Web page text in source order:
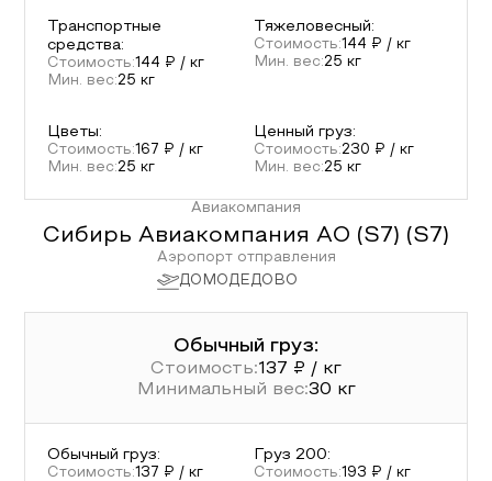
Транспортные
средства:
Стоимость:144 ₽ / кг
Мин. вес:25 кг
Тяжеловесный:
Стоимость:144 ₽ / кг
Мин. вес:25 кг
Цветы:
Стоимость:167 ₽ / кг
Мин. вес:25 кг
Ценный груз:
Стоимость:230 ₽ / кг
Мин. вес:25 кг
Авиакомпания
Сибирь Авиакомпания АО (S7) (S7)
Аэропорт отправления
ДОМОДЕДОВО
Обычный груз:
Стоимость:137 ₽ / кг
Минимальный вес:30 кг
Обычный груз:
Стоимость:137 ₽ / кг
Груз 200:
Стоимость:193 ₽ / кг